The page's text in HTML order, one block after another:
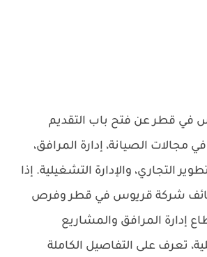
في قطر عن فتح باب التقديم
مجالات الصيانة، إدارة المرافق،
التجاري، والإدارة التشغيلية. إذا
شركة قريوس في قطر وفرص
إدارة المرافق والمشاريع
تعرف على التفاصيل الكاملة